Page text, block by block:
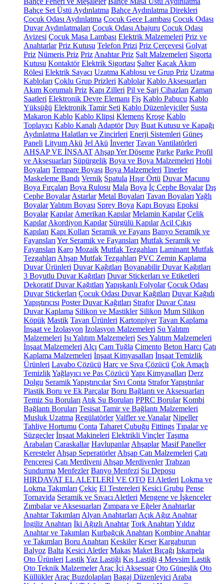
Bahçe Set Üstü Aydınlatma Bahçe Aydınlatma Direkleri
Çocuk Odası Aydınlatma Çocuk Gece Lambası Çocuk Odası
Duvar Aydınlatmaları Çocuk Odası Abajuru Çocuk Odası
Avizesi Çocuk Masa Lambası Elektrik Malzemeleri Priz ve
Anahtarlar Priz Kutusu Telefon Prizi Priz Çerçevesi Golyat
Priz Nümeris Priz Priz Anahtar Priz Şalt Malzemeleri Sigorta
Kutusu Kontaktör Elektrik Sigortası Şalter Kaçak Akım
Rölesi Elektrik Sayacı Uzatma Kablosu ve Grup Priz Uzatma
Kabloları Çoklu Grup Prizleri Kablolar Kablo Aksesuarları
Akım Korumalı Priz Kapı Zilleri Pil ve Şarj Cihazları Zaman
Saatleri Elektronik Devre Elemanı Fiş Kablo Pabucu Kablo
Yüksüğü Elektronik Tamir Seti Kablo Düzenleyiciler Susta
Makaron Kablo Kablo Klipsi Klemens Kroşe Kablo
Toplayıcı Kablo Kanalı Adaptör Duy Buat Kutusu ve Kapağı
Aydınlatma Halatları ve Zincirleri Enerji Sistemleri Güneş
Paneli Lityum Akü Jel Akü İnverter Tavan Vantilatörleri
AHŞAP VE İNŞAAT Ahşap Yer Döşeme Parke Parke Profil
ve Aksesuarları Süpürgelik Boya ve Boya Malzemeleri Hobi
Boyaları Tempare Boyası Boya Malzemeleri Tinerler
Maskeleme Bandı Vernik Spatula Hışır Örtü Duvar Macunu
Boya Fırçaları Boya Rulosu Mala Boya İç Cephe Boyalar Dış
Cephe Boyalar Astarlar Metal Boyaları Tavan Boyaları Yağlı
BoyalarYalıtım Boyası Sprey Boya Kapı Boyası Epoksi
Boyalar Kapılar Amerikan Kapılar Melamin Kapılar Çelik
Kapılar Akordiyon Kapılar Sürgülü Kapılar Acil Çıkış
Kapıları Kapı Kolları Seramik ve Fayans Banyo Seramik ve
Fayansları Yer Seramik ve Fayansları Mutfak Seramik ve
Fayansları Karo Mozaik Mutfak Tezgahları Laminant Mutfak
Tezgahları Ahşap Mutfak Tezgahları PVC Zemin Kaplama
Duvar Ürünleri Duvar Kağıtları Boyanabilir Duvar Kağıtları
3 Boyutlu Duvar Kağıtları Duvar Stickerları ve Etiketleri
Dekoratif Duvar Kağıtları Yapışkanlı Folyolar Çocuk Odası
Duvar Stickerları Çocuk Odası Duvar Kağıtları Duvar Kağıdı
Yapıştırıcısı Poster Duvar Kağıtları Strafor Duvar Çıtası
Duvar Kaplama Silikon ve Mastikler Silikon Mum Silikon
Köpük Mastik Tavan Ürünleri Kartonpiyer Tavan Kaplama
İnşaat ve İzolasyon İzolasyon Malzemeleri Su Yalıtım
Malzemeleri Isı Yalıtım Malzemeleri Ses Yalıtım Malzemeleri
İnşaat Malzemeleri Alçı Cam Tuğla Çimento Beton Harcı Çatı
Kaplama Malzemeleri İnşaat Kimyasalları İnşaat Temizlik
Ürünleri Lavabo Çözücü Harç ve Sıva Çözücü Çok Amaçlı
TemizlikYağlayıcı ve Pas Çözücü Yapı Kimyasalları Derz
Dolgu Seramik Yapıştırıcılar Sıvı Conta Strafor Yapıştırılar
Plastik Boru ve Ek Parçalar Boru Bağlantı ve Aksesuarları
Temiz Su Boruları Atık Su Boruları PPRC Borular Kombi
Bağlantı Boruları Tesisat Tamir ve Bağlantı Malzemeleri
Musluk Uzatma Regülatörler Valfler ve Vanalar Nipeller
Tahliye Hortumu Conta Taharet Çubuğu Fittings Tıpalar ve
Süzgeçler İnşaat Makineleri Elektrikli Vinçler Taşıma
Arabaları Caraskallar Havlupanlar Ahşaplar Masif Paneller
Keresteler Ahşap Seperatörler Ahşap Çatı Malzemeleri Çatı
Penceresi Çatı Merdiveni Ahşap Merdivenler Trabzan
Sundurma Menfezler Banyo Menfezi Su Deposu
HIRDAVAT EL ALETLERİ VE OTO El Aletleri Lokma ve
Lokma Takımları Çekiç El Testereleri Kesici Grubu Pense
Tornavida Seramik ve Sıvacı Aletleri Mengene ve İşkenceler
Zımbalar ve Aksesuarları Zımpara ve Eğeler Anahtarlar
Anahtar Takımları Alyan Anahtarları Açık Ağız Anahtar
İngiliz Anahtarı İki Ağızlı Anahtar Tork Anahtarı Yıldız
Anahtar ve Takımları Kurbağcık Anahtarı Kombine Anahtar
ve Takımları Boru Anahtarı Keskiler Keser Kargaburun
Balyoz Balta Kesici Aletler Makas Maket Bıçağı Iskarpela
Oto Ürünleri LastikYaz Lastiği Kış Lastiği 4 Mevsim Lastik
Oto Teknik Malzemeler Araç İçi Aksesuar Oto Güneşlik Oto
Küllükler Araç Buzdolapları Bagaj Düzenleyici Araba